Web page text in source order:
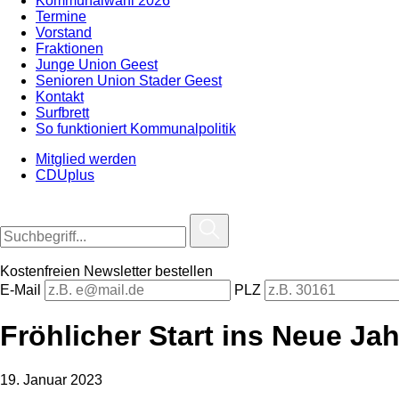
Termine
Vorstand
Fraktionen
Junge Union Geest
Senioren Union Stader Geest
Kontakt
Surfbrett
So funktioniert Kommunalpolitik
Mitglied werden
CDUplus
Kostenfreien Newsletter bestellen
E-Mail
PLZ
Fröhlicher Start ins Neue
19. Januar 2023